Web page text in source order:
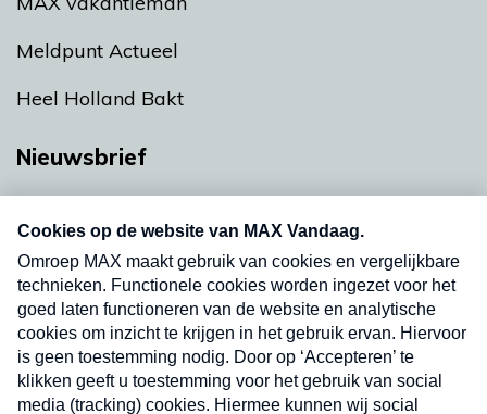
Meldpunt Actueel
Heel Holland Bakt
Nieuwsbrief
nieuwsbrief. Elke vrijdag- en dinsdagochtend in
uw mailbox.
Verzend